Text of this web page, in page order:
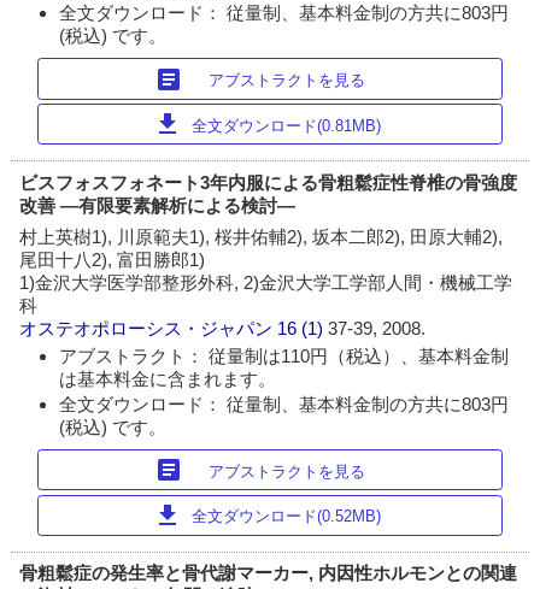
全文ダウンロード： 従量制、基本料金制の方共に803円
(税込) です。
article アブストラクトを見る
download 全文ダウンロード(0.81MB)
ビスフォスフォネート3年内服による骨粗鬆症性脊椎の骨強度
改善 ―有限要素解析による検討―
村上英樹1), 川原範夫1), 桜井佑輔2), 坂本二郎2), 田原大輔2),
尾田十八2), 富田勝郎1)
1)金沢大学医学部整形外科, 2)金沢大学工学部人間・機械工学
科
オステオポローシス・ジャパン 16 (1)37-39, 2008.
アブストラクト： 従量制は110円（税込）、基本料金制
は基本料金に含まれます。
全文ダウンロード： 従量制、基本料金制の方共に803円
(税込) です。
article アブストラクトを見る
download 全文ダウンロード(0.52MB)
骨粗鬆症の発生率と骨代謝マーカー, 内因性ホルモンとの関連